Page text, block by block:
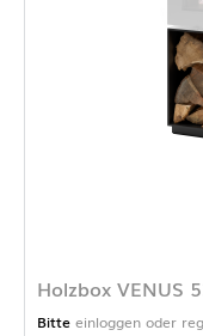
Holzbox VENUS
Bitte einloggen oder